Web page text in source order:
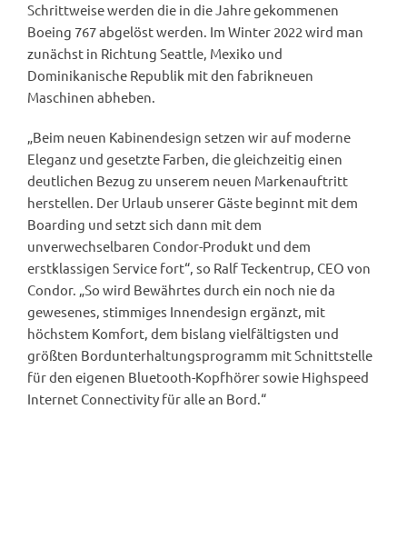
Schrittweise werden die in die Jahre gekommenen
Boeing 767 abgelöst werden. Im Winter 2022 wird man
zunächst in Richtung Seattle, Mexiko und
Dominikanische Republik mit den fabrikneuen
Maschinen abheben.
„Beim neuen Kabinendesign setzen wir auf moderne
Eleganz und gesetzte Farben, die gleichzeitig einen
deutlichen Bezug zu unserem neuen Markenauftritt
herstellen. Der Urlaub unserer Gäste beginnt mit dem
Boarding und setzt sich dann mit dem
unverwechselbaren Condor-Produkt und dem
erstklassigen Service fort“, so Ralf Teckentrup, CEO von
Condor. „So wird Bewährtes durch ein noch nie da
gewesenes, stimmiges Innendesign ergänzt, mit
höchstem Komfort, dem bislang vielfältigsten und
größten Bordunterhaltungsprogramm mit Schnittstelle
für den eigenen Bluetooth-Kopfhörer sowie Highspeed
Internet Connectivity für alle an Bord.“